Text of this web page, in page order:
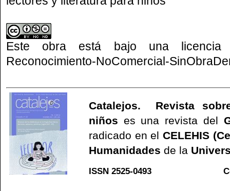
Este obra está bajo una
Reconocimiento-NoComercial-
Catalejos. Revista
niños es una revista del
radicado en el CELEHIS
Humanidades de la
ISSN 2525-0493 C